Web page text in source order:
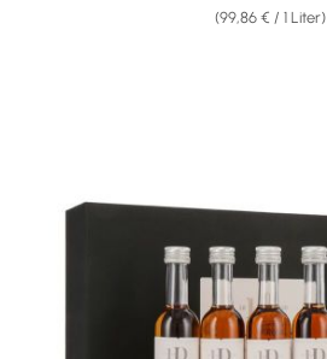
(99,86 € / 1 Liter)